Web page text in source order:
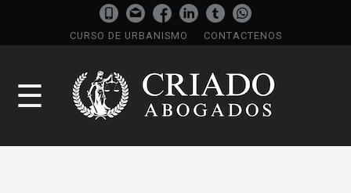
CURSO DE URBANISMO CONTACTENOS
☰